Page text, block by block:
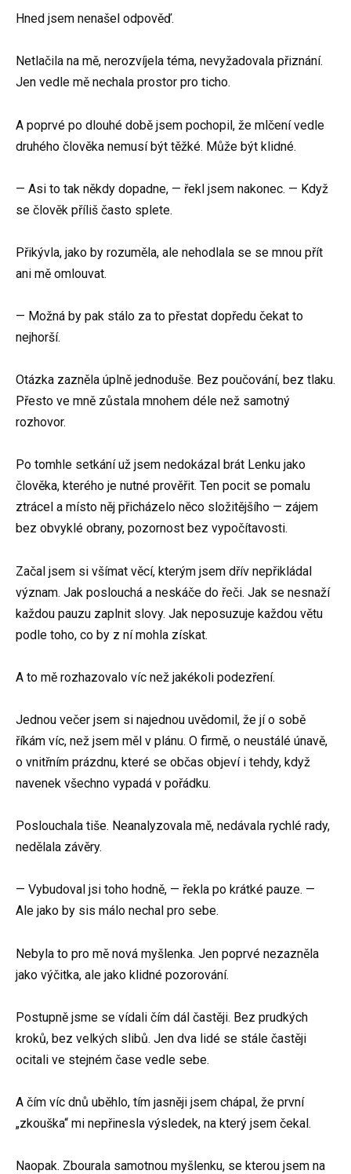
Hned jsem nenašel odpověď.
Netlačila na mě, nerozvíjela téma, nevyžadovala přiznání.
Jen vedle mě nechala prostor pro ticho.
A poprvé po dlouhé době jsem pochopil, že mlčení vedle
druhého člověka nemusí být těžké. Může být klidné.
— Asi to tak někdy dopadne, — řekl jsem nakonec. — Když
se člověk příliš často splete.
Přikývla, jako by rozuměla, ale nehodlala se se mnou přít
ani mě omlouvat.
— Možná by pak stálo za to přestat dopředu čekat to
nejhorší.
Otázka zazněla úplně jednoduše. Bez poučování, bez tlaku.
Přesto ve mně zůstala mnohem déle než samotný
rozhovor.
Po tomhle setkání už jsem nedokázal brát Lenku jako
člověka, kterého je nutné prověřit. Ten pocit se pomalu
ztrácel a místo něj přicházelo něco složitějšího — zájem
bez obvyklé obrany, pozornost bez vypočítavosti.
Začal jsem si všímat věcí, kterým jsem dřív nepřikládal
význam. Jak poslouchá a neskáče do řeči. Jak se nesnaží
každou pauzu zaplnit slovy. Jak neposuzuje každou větu
podle toho, co by z ní mohla získat.
A to mě rozhazovalo víc než jakékoli podezření.
Jednou večer jsem si najednou uvědomil, že jí o sobě
říkám víc, než jsem měl v plánu. O firmě, o neustálé únavě,
o vnitřním prázdnu, které se občas objeví i tehdy, když
navenek všechno vypadá v pořádku.
Poslouchala tiše. Neanalyzovala mě, nedávala rychlé rady,
nedělala závěry.
— Vybudoval jsi toho hodně, — řekla po krátké pauze. —
Ale jako by sis málo nechal pro sebe.
Nebyla to pro mě nová myšlenka. Jen poprvé nezazněla
jako výčitka, ale jako klidné pozorování.
Postupně jsme se vídali čím dál častěji. Bez prudkých
kroků, bez velkých slibů. Jen dva lidé se stále častěji
ocitali ve stejném čase vedle sebe.
A čím víc dnů uběhlo, tím jasněji jsem chápal, že první
„zkouška“ mi nepřinesla výsledek, na který jsem čekal.
Naopak. Zbourala samotnou myšlenku, se kterou jsem na